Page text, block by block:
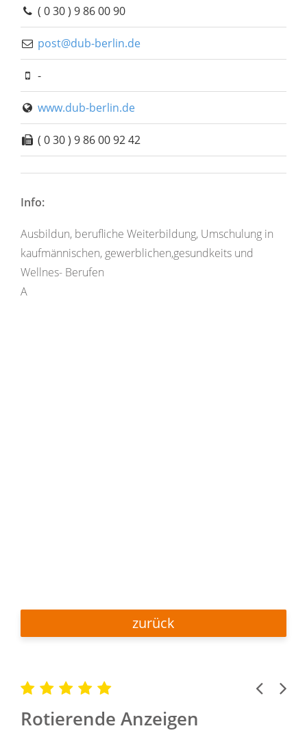
( 0 30 ) 9 86 00 90
post@dub-berlin.de
-
www.dub-berlin.de
( 0 30 ) 9 86 00 92 42
Info:
Ausbildun, berufliche Weiterbildung, Umschulung in
kaufmännischen, gewerblichen,gesundkeits und
Wellnes- Berufen
A
zurück
Rotierende Anzeigen
Previous
Next